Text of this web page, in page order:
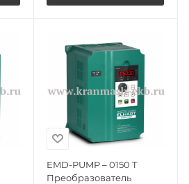
EMD-PUMP – 0150 T
Преобразователь